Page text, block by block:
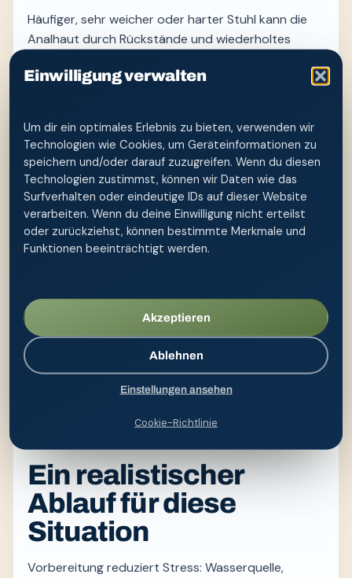
Einwilligung verwalten
Um dir ein optimales Erlebnis zu bieten, verwenden wir
Technologien wie Cookies, um Geräteinformationen zu
speichern und/oder darauf zuzugreifen. Wenn du diesen
Technologien zustimmst, können wir Daten wie das
Surfverhalten oder eindeutige IDs auf dieser Website
verarbeiten. Wenn du deine Einwilligung nicht erteilst
oder zurückziehst, können bestimmte Merkmale und
Funktionen beeinträchtigt werden.
Akzeptieren
Ablehnen
Einstellungen ansehen
Cookie-Richtlinie
Häufiger, sehr weicher oder harter Stuhl kann die
Analhaut durch Rückstände und wiederholtes
mechanische Reibung, behandelt aber weder
und den Flüssigkeits- beziehungsweise
Elektrolythaushalt im Blick zu behalten.
Nach dem Stuhlgang kurz mit wenig Druck reinigen
und vollständig trocken tupfen. Zu häufiges
Nachwaschen, Seife und parfümierte Produkte
können die Hautbarriere zusätzlich stören. Bei
Ernährung und Medikamenten beim Arztgespräch.
Blut, schwarzer Stuhl, hohes Fieber, starke
Schmerzen, Kreislaufbeschwerden, Zeichen der
Austrocknung oder länger anhaltender Durchfall
gehören medizinisch abgeklärt. Kleine Kinder, ältere
besonders schnell verlieren.
Ein realistischer
Ablauf für diese
Situation
Vorbereitung reduziert Stress: Wasserquelle,